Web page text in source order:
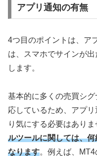
アプリ通知の有無
4つ目のポイントは、ア
は、スマホでサインが
します。
基本的に多くの売買シ
応しているため、アプ
り気にする必要はありま
ルツールに関しては、
なります。例えば、 MT4